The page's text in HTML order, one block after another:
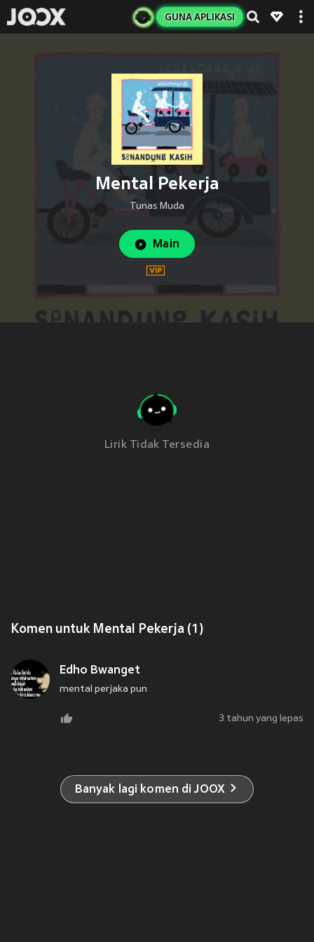
GUNA APLIKASI
Mental Pekerja
Tunas Muda
Main
Lirik Tidak Tersedia
Komen untuk Mental Pekerja (1)
Edho Bwanget
mental perjaka pun
3 tahun yang lepas
Banyak lagi komen di JOOX